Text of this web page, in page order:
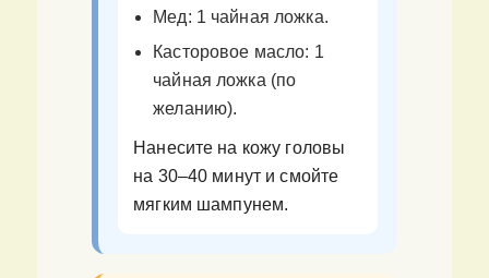
Мед: 1 чайная ложка.
Касторовое масло: 1
чайная ложка (по
желанию).
Нанесите на кожу головы
на 30–40 минут и смойте
мягким шампунем.